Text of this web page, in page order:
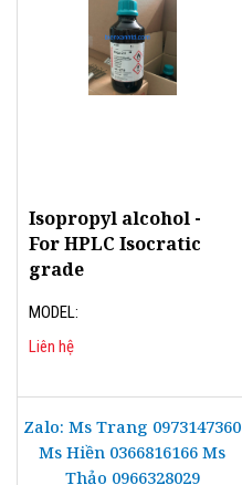
Isopropyl alcohol -
For HPLC Isocratic
grade
MODEL:
Liên hệ
Zalo: Ms Trang 0973147360
Ms Hiền 0366816166 Ms
Thảo 0966328029